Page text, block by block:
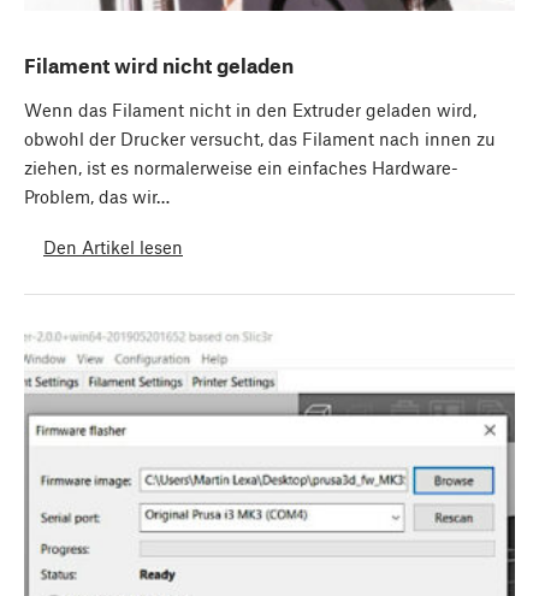
Filament wird nicht geladen
Wenn das Filament nicht in den Extruder geladen wird,
obwohl der Drucker versucht, das Filament nach innen zu
ziehen, ist es normalerweise ein einfaches Hardware-
Problem, das wir…
Den Artikel lesen